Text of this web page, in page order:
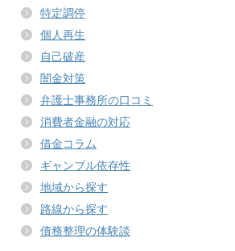
特定調停
個人再生
自己破産
闇金対策
弁護士事務所の口コミ
消費者金融の対応
借金コラム
ギャンブル依存性
地域から探す
路線から探す
債務整理の体験談